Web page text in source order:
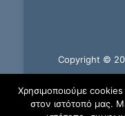
Copyright ©
Χρησιμοποιούμε cookies
στον ιστότοπό μας.